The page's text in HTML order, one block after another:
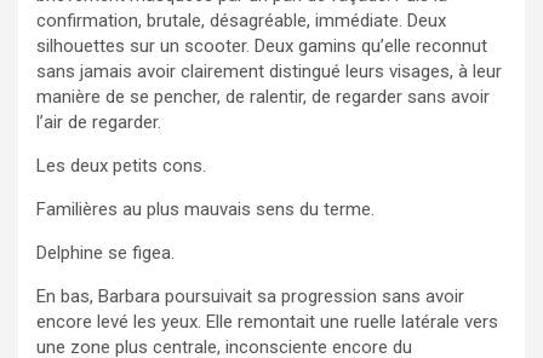
confirmation, brutale, désagréable, immédiate. Deux
silhouettes sur un scooter. Deux gamins qu’elle reconnut
sans jamais avoir clairement distingué leurs visages, à leur
manière de se pencher, de ralentir, de regarder sans avoir
l’air de regarder.
Les deux petits cons.
Familières au plus mauvais sens du terme.
Delphine se figea.
En bas, Barbara poursuivait sa progression sans avoir
encore levé les yeux. Elle remontait une ruelle latérale vers
une zone plus centrale, inconsciente encore du